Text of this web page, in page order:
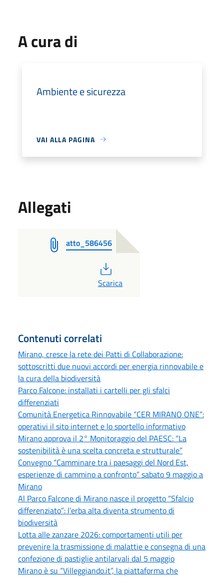
A cura di
Ambiente e sicurezza
VAI ALLA PAGINA
Allegati
atto_586456
PDF
Scarica
Contenuti correlati
Mirano, cresce la rete dei Patti di Collaborazione:
sottoscritti due nuovi accordi per energia rinnovabile e
la cura della biodiversità
Parco Falcone: installati i cartelli per gli sfalci
differenziati
Comunità Energetica Rinnovabile “CER MIRANO ONE”:
operativi il sito internet e lo sportello informativo
Mirano approva il 2° Monitoraggio del PAESC: “La
sostenibilità è una scelta concreta e strutturale”
Convegno “Camminare tra i paesaggi del Nord Est,
esperienze di cammino a confronto” sabato 9 maggio a
Mirano
Al Parco Falcone di Mirano nasce il progetto “Sfalcio
differenziato”: l’erba alta diventa strumento di
biodiversità
Lotta alle zanzare 2026: comportamenti utili per
prevenire la trasmissione di malattie e consegna di una
confezione di pastiglie antilarvali dal 5 maggio
Mirano è su “Villeggiando.it”, la piattaforma che